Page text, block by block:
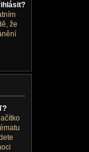
že